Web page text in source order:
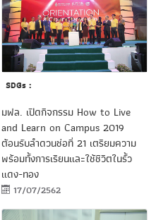
SDGs :
มฟล. เปิดกิจกรรม How to Live
and Learn on Campus 2019
ต้อนรับลำดวนช่อที่ 21 เตรียมความ
พร้อมทั้งการเรียนและใช้ชีวิตในรั้ว
แดง-ทอง
17/07/2562